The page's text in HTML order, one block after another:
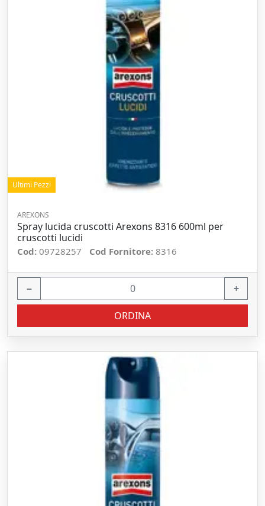
Ultimi Pezzi
AREXONS
Spray lucida cruscotti Arexons 8316 600ml per
cruscotti lucidi
Cod: 09728257 Cod Fornitore: 8316
− +
ORDINA